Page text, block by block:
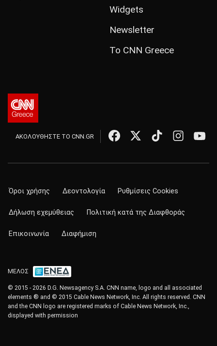
Widgets
Newsletter
Το CNN Greece
ΑΚΟΛΟΥΘΗΣΤΕ ΤΟ CNN.GR
Όροι χρήσης Δεοντολογία Ρυθμίσεις Cookies
Δήλωση εχεμύθειας Πολιτική κατά της Διαφθοράς
Επικοινωνία Διαφήμιση
ΜΕΛΟΣ
© 2015 - 2026 D.G. Newsagency S.A. CNN name, logo and all associated
elements ® and © 2015 Cable News Network, Inc. All rights reserved. CNN
and the CNN logo are registered marks of Cable News Network, Inc.,
displayed with permission